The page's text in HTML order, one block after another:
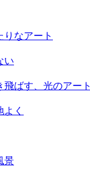
りなアート
い
飛ばす、光のアート
く
景